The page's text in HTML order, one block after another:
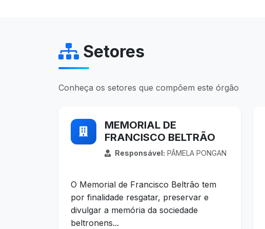
Setores
Conheça os setores que compõem este órgão
MEMORIAL DE
FRANCISCO BELTRÃO
Responsável: PÂMELA PONGAN
O Memorial de Francisco Beltrão tem
por finalidade resgatar, preservar e
divulgar a memória da sociedade
beltronens...